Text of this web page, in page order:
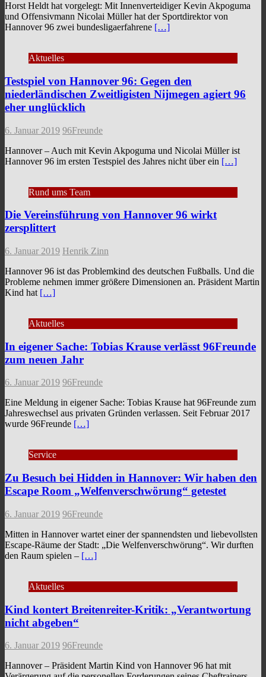
Horst Heldt hat vorgelegt: Mit Innenverteidiger Kevin Akpoguma
und Offensivmann Nicolai Müller hat der Sportdirektor von
Hannover 96 zwei bundesligaerfahrene […]
Aktuelles
Testspiel von Hannover 96: Gegen den
niederländischen Zweitligisten Nijmegen agiert 96
eher unglücklich
6. Januar 2019 96Freunde
Hannover – Auch mit Kevin Akpoguma und Nicolai Müller ist
Hannover 96 im ersten Testspiel des Jahres nicht über ein […]
Rund ums Team
Die Vereinsführung von Hannover 96 wirkt
zersplittert
6. Januar 2019 Henrik Zinn
Hannover 96 ist das Problemkind des deutschen Fußballs. Und die
Probleme nehmen immer größere Dimensionen an. Präsident Martin
Kind hat […]
Aktuelles
In eigener Sache: Tobias Krause verlässt 96Freunde
zum neuen Jahr
6. Januar 2019 96Freunde
Eine Meldung in eigener Sache: Tobias Krause hat 96Freunde zum
Jahreswechsel aus privaten Gründen verlassen. Seit Februar 2017
wurde 96Freunde […]
Service
Zu Besuch bei Hidden in Hannover: Wir haben den
Escape Room „Welfenverschwörung“ getestet
6. Januar 2019 96Freunde
Mitten in Hannover wartet einer der spannendsten und liebevollsten
Escape-Räume der Stadt: „Die Welfenverschwörung“. Wir durften
den Raum spielen – […]
Aktuelles
Kind kontert Breitenreiter-Kritik: „Verantwortung
nicht abgeben“
6. Januar 2019 96Freunde
Hannover – Präsident Martin Kind von Hannover 96 hat mit